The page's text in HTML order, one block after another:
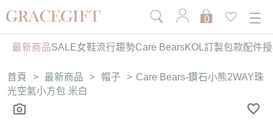
0
最新商品SALE女鞋流行趨勢Care BearsKOL訂製包款配件
首頁 > 最新商品 > 帽子 > Care Bears-鑽石小熊2WAY珠
光空氣小方包 米白